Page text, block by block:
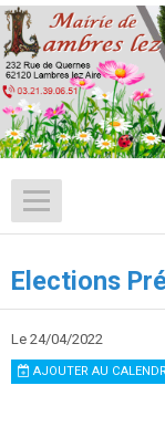
Elections
Le 24/04/2022
AJOUTER AU